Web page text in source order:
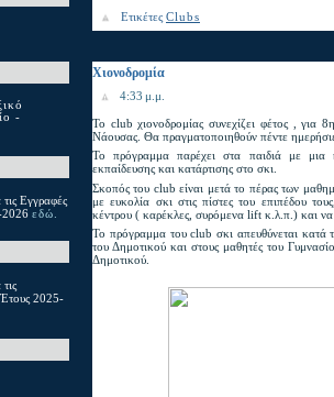
-
Εγγραφές
2026 εδώ.
Έτους 2025-
Ετικέτες Clubs
Χιονοδρομία
4:33 μ.μ.
Το club χιονοδρομίας συνεχίζει φέτος , για
Νάουσας. Θα πραγματοποιηθούν πέντε
Το πρόγραμμα παρέχει στα παιδιά με μια
εκπαίδευσης και κατάρτισης στο σκι.
Σκοπός του club είναι μετά το πέρας των
με ευκολία σκι στις πίστες του επιπέδου
κέντρου ( καρέκλες, συρόμενα lift κ.λ.π.) και να
Το πρόγραμμα του club σκι απευθύνεται κατά
του Δημοτικού και στους μαθητές του
Δημοτικού.